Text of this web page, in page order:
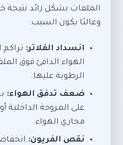
الملفات بشكل زائد نتيجة
وغالبًا يكون السبب:
انسداد الفلاتر: تراكم
الهواء الدافئ فوق
الرطوبة عليها.
ضعف تدفق الهواء:
على المروحة الداخلية
مجاري الهواء.
نقص الفريون: